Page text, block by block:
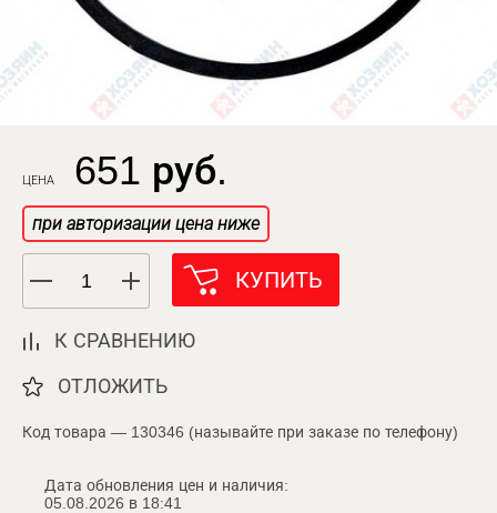
ЦЕНА 651 руб.
при авторизации цена ниже
КУПИТЬ
К СРАВНЕНИЮ
ОТЛОЖИТЬ
Код товара — 130346 (называйте при заказе по телефону)
Дата обновления цен и наличия:
05.08.2026 в 18:41